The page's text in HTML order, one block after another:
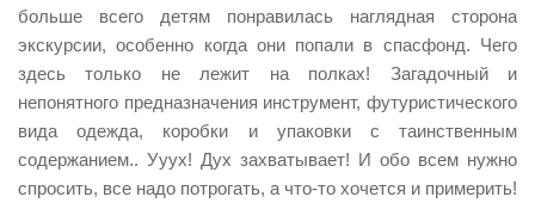
больше всего детям понравилась наглядная сторона
экскурсии, особенно когда они попали в спасфонд. Чего
здесь только не лежит на полках! Загадочный и
непонятного предназначения инструмент, футуристического
вида одежда, коробки и упаковки с таинственным
содержанием.. Ууух! Дух захватывает! И обо всем нужно
спросить, все надо потрогать, а что-то хочется и примерить!